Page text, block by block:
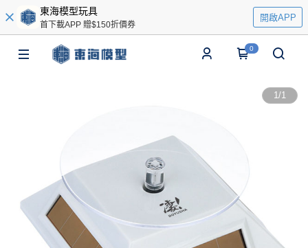
東海模型玩具
首下載APP 贈$150折價券
開啟APP
0
1/1